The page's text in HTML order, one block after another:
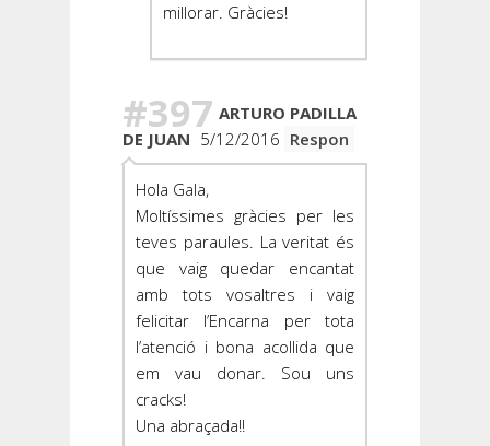
millorar. Gràcies!
#397 ARTURO PADILLA
DE JUAN 5/12/2016 Respon
Hola Gala,
Moltíssimes gràcies per les
teves paraules. La veritat és
que vaig quedar encantat
amb tots vosaltres i vaig
felicitar l’Encarna per tota
l’atenció i bona acollida que
em vau donar. Sou uns
cracks!
Una abraçada!!